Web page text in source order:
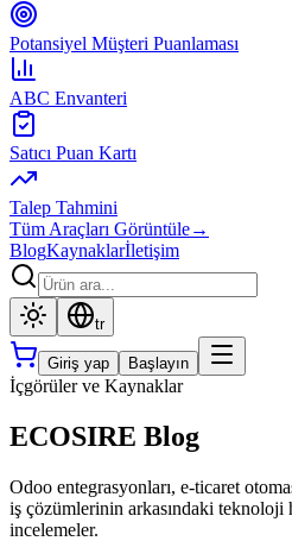
Potansiyel Müşteri Puanlaması
ABC Envanteri
Satıcı Puan Kartı
Talep Tahmini
Tüm Araçları Görüntüle→
BlogKaynaklarİletişim
tr
Giriş yap Başlayın
İçgörüler ve Kaynaklar
ECOSIRE Blog
Odoo entegrasyonları, e-ticaret
iş çözümlerinin arkasındaki teknoloji
incelemeler.